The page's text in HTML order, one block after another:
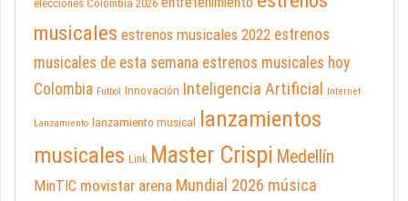
elecciones Colombia 2026
musicales estrenos musicales 2022 estrenos
musicales de esta semana estrenos musicales hoy
Colombia Futbol Innovación Inteligencia Artificial Internet
Lanzamiento lanzamiento musical
lanzamientos
musicales Link Master Crispi Medellín
MinTIC movistar arena Mundial 2026 música